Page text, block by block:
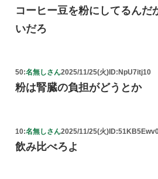
コーヒー豆を粉にしてるんだ
いだろ
50:名無しさん2025/11/25(火) ID:NpU7itj10
粉は腎臓の負担がどうとか
10:名無しさん2025/11/25(火)
飲み比べろよ